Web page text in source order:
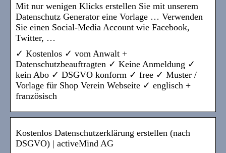
Mit nur wenigen Klicks erstellen Sie mit unserem
Datenschutz Generator eine Vorlage … Verwenden
Sie einen Social-Media Account wie Facebook,
Twitter, …
✓ Kostenlos ✓ vom Anwalt +
Datenschutzbeauftragten ✓ Keine Anmeldung ✓
kein Abo ✓ DSGVO konform ✓ free ✓ Muster /
Vorlage für Shop Verein Webseite ✓ englisch +
französisch
Kostenlos Datenschutzerklärung erstellen (nach
DSGVO) | activeMind AG